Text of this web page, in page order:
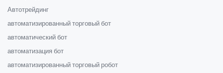
Автотрейдинг
автоматизированный торговый бот
автоматический бот
автоматизация бот
автоматизированный торговый робот